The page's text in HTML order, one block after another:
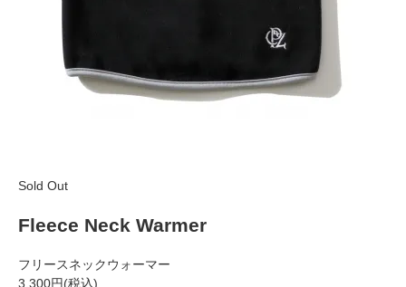
Sold Out
Fleece Neck Warmer
フリースネックウォーマー
3,300円(税込)